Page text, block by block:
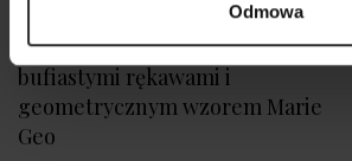
Odmowa
Wzorzysta Sukienka Mini z
bufiastymi rękawami i
geometrycznym wzorem Marie
Geo